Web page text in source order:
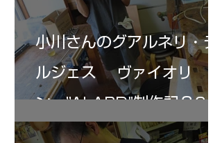
小川さんのグアルネリ・デ
ルジェス ヴァイオリ
ン ”ALARD"制作記３6